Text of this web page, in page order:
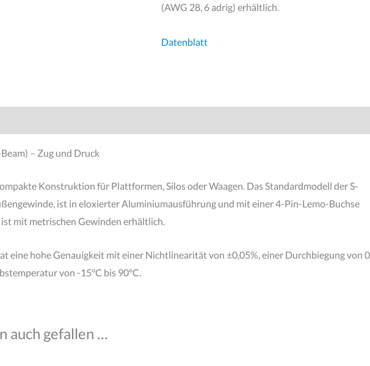
(AWG 28, 6 adrig) erhältlich.
Datenblatt
– Zug und Druck
Konstruktion für Plattformen, Silos oder Waagen. Das Standardmodell der S-
ist in eloxierter Aluminiumausführung und mit einer 4-Pin-Lemo-Buchse
mit metrischen Gewinden erhältlich.
eine hohe Genauigkeit mit einer Nichtlinearität von ±0,05%, einer Durchbiegung von
von -15°C bis 90°C.
auch gefallen …